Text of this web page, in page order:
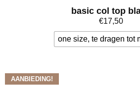
basic col top
€17,50
one size, te dragen tot
AANBIEDING!